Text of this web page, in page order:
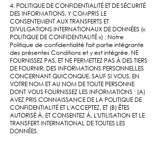
4. POLITIQUE DE CONFIDENTIALITÉ ET DE SÉCURITÉ
DES INFORMATIONS, Y COMPRIS LE
CONSENTEMENT AUX TRANSFERTS ET
DIVULGATIONS INTERNATIONAUX DE DONNÉES («
POLITIQUE DE CONFIDENTIALITÉ ») : Notre
Politique de confidentialité fait partie intégrante
des présentes Conditions et y est intégrée. NE
FOURNISSEZ PAS, ET NE PERMETTEZ PAS À DES TIERS
DE FOURNIR, DES INFORMATIONS PERSONNELLES
CONCERNANT QUICONQUE, SAUF SI VOUS, EN
VOTRE NOM ET AU NOM DE TOUTE PERSONNE
DONT VOUS FOURNISSEZ LES INFORMATIONS : (A)
AVEZ PRIS CONNAISSANCE DE LA POLITIQUE DE
CONFIDENTIALITÉ ET L'ACCEPTEZ, ET (B) ÊTES
AUTORISÉ À, ET CONSENTEZ À, L'UTILISATION ET LE
TRANSFERT INTERNATIONAL DE TOUTES LES
DONNÉES.